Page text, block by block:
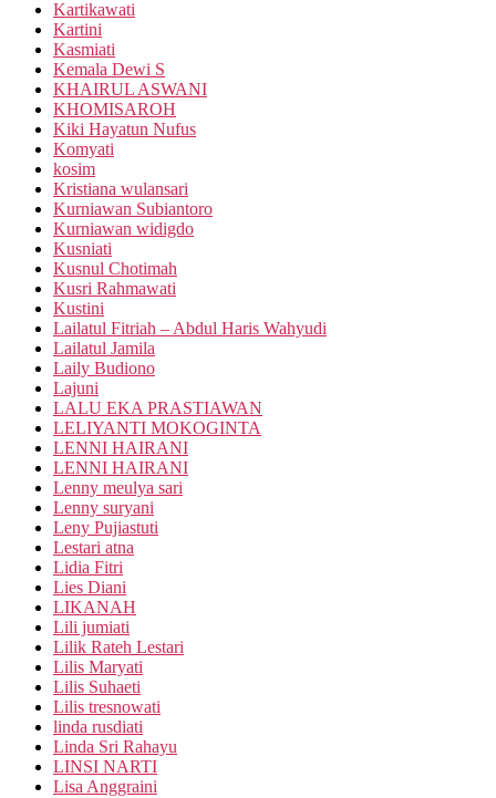
Kartikawati
Kartini
Kasmiati
Kemala Dewi S
KHAIRUL ASWANI
KHOMISAROH
Kiki Hayatun Nufus
Komyati
kosim
Kristiana wulansari
Kurniawan Subiantoro
Kurniawan widigdo
Kusniati
Kusnul Chotimah
Kusri Rahmawati
Kustini
Lailatul Fitriah – Abdul Haris Wahyudi
Lailatul Jamila
Laily Budiono
Lajuni
LALU EKA PRASTIAWAN
LELIYANTI MOKOGINTA
LENNI HAIRANI
LENNI HAIRANI
Lenny meulya sari
Lenny suryani
Leny Pujiastuti
Lestari atna
Lidia Fitri
Lies Diani
LIKANAH
Lili jumiati
Lilik Rateh Lestari
Lilis Maryati
Lilis Suhaeti
Lilis tresnowati
linda rusdiati
Linda Sri Rahayu
LINSI NARTI
Lisa Anggraini